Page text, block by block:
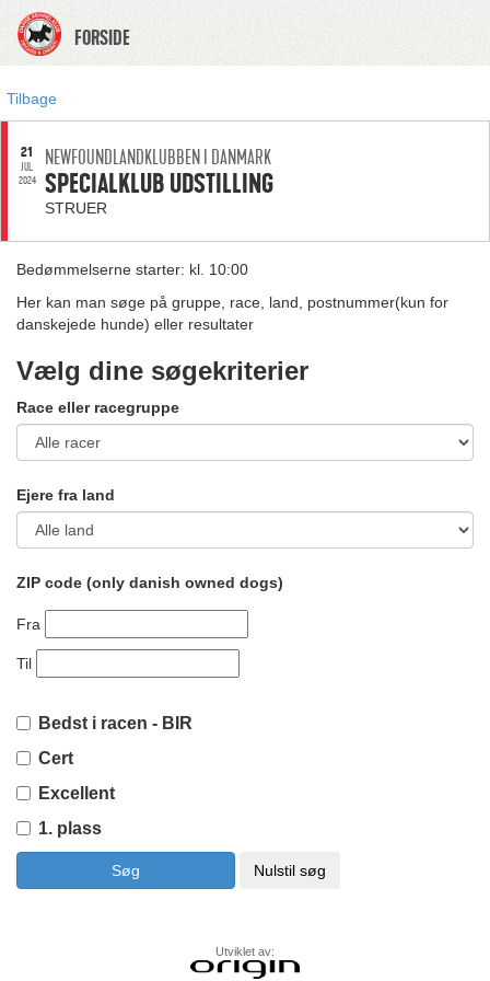
FORSIDE
Tilbage
21
JUL.
2024
NEWFOUNDLANDKLUBBEN I DANMARK
SPECIALKLUB UDSTILLING
STRUER
Bedømmelserne starter: kl. 10:00
Her kan man søge på gruppe, race, land, postnummer(kun for
danskejede hunde) eller resultater
Vælg dine søgekriterier
Race eller racegruppe
Ejere fra land
ZIP code (only danish owned dogs)
Fra
Til
Bedst i racen - BIR
Cert
Excellent
1. plass
Utviklet av: